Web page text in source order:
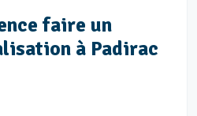
faire un
à Padirac